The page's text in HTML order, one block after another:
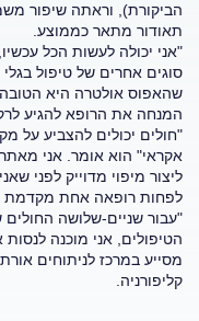
הביקורת), וראתה שיפור
תאודור מתאר כממוצע.
"אני יכולה לעשות הכל
סוגים אחרים של טיפול
שהאפוס אולטרה היא הטובה
המנחה את הרופא להגיע
"חולים יכולים להצביע על
אקראי" הוא אומר. אני
ליצור מיפוי מדוייק לפני
לפחות רופאה אחת מקדמת
"עבור שניים-שלושה
הטיפולים, אני מוכנה
מסייע במרכז לניתוחים
קליפורניה.